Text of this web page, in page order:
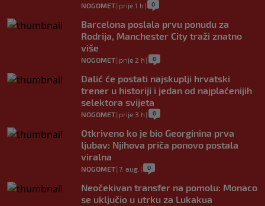
NOGOMET| prije 1 h | 0
Barcelona poslala prvu ponudu za
Rodrija, Manchester City traži znatno
više
NOGOMET| prije 2 h | 0
Dalić će postati najskuplji hrvatski
trener u historiji i jedan od najplaćenijih
selektora svijeta
NOGOMET| prije 3 h | 0
Otkriveno ko je bio Georginina prva
ljubav: Njihova priča ponovo postala
viralna
NOGOMET| 7. aug. | 0
Neočekivan transfer na pomolu: Monaco
se uključio u utrku za Lukakua